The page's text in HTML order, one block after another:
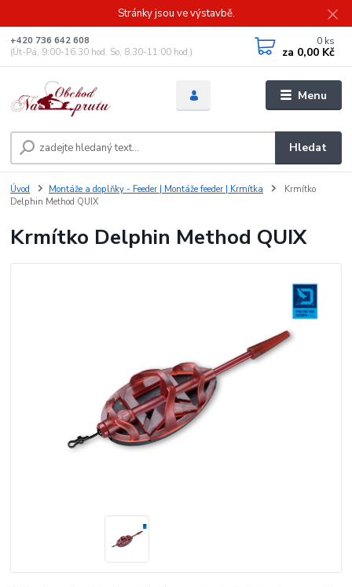
Stránky jsou ve výstavbě.
Menu
Hledat
+420 736 642 608
(Út-Pá, 9:00-16.30 hod. So, 8.30-11:00 hod.)
0 ks
za 0,00 Kč
Úvod Montáže a doplňky - Feeder | Montáže feeder | Krmítka
Krmítko
Delphin Method QUIX
Krmítko Delphin Method QUIX